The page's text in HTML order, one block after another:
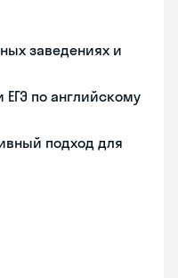
заведениях и
ЕГЭ по английскому
подход для